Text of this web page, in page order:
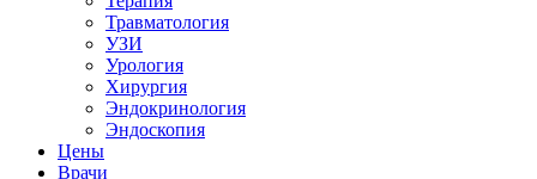
Травматология
УЗИ
Урология
Хирургия
Эндокринология
Эндоскопия
Цены
Врачи